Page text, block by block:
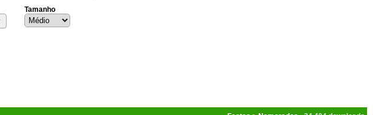
Tamanho